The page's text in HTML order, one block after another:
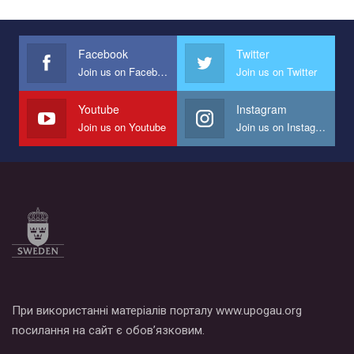
представляющий программу развития организации.
Мы просим вас поддержать нас и помочь нам реализовать
наш план по борьбе с насилием и дискриминацией на почве
СОГИ в Украине.
Все, что вам нужно сделать - это зайти на наш канал YouTube
по этой ссылке и поставить лайк под видео.
Facebook
Join us on Facebook
Twitter
Join us on Twitter
Youtube
Join us on Youtube
Instagram
Join us on Instagram
При використанні матеріалів порталу www.upogau.org
посилання на сайт є обов’язковим.